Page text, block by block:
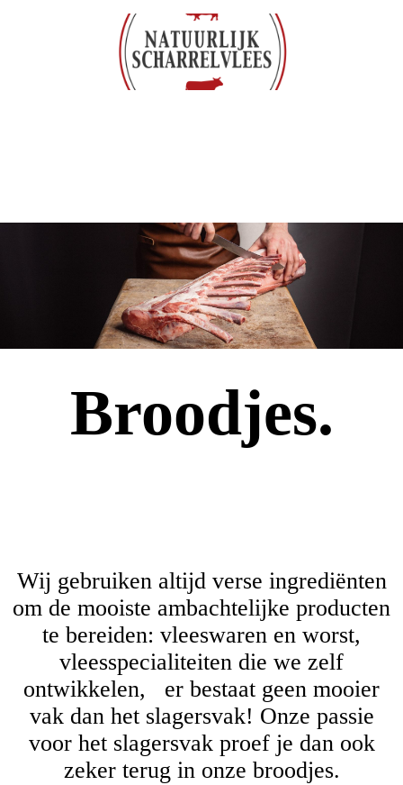
Broodjes.
Wij gebruiken altijd verse ingrediënten
om de mooiste ambachtelijke producten
te bereiden: vleeswaren en worst,
vleesspecialiteiten die we zelf
ontwikkelen, er bestaat geen mooier
vak dan het slagersvak! Onze passie
voor het slagersvak proef je dan ook
zeker terug in onze broodjes.